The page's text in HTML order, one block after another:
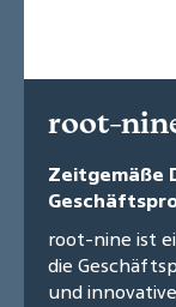
root-
Zeitgemäße
root-nine ist
die
und